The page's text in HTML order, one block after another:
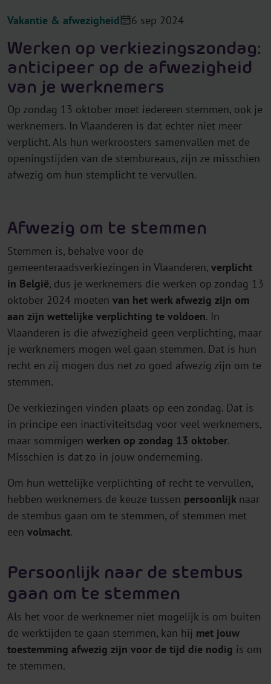
Vakantie & afwezigheid 6 sep 2024
Werken op verkiezingszondag:
anticipeer op de afwezigheid
van je werknemers
Op zondag 13 oktober moet iedereen stemmen, ook je
werknemers. In Vlaanderen is dat echter niet meer
verplicht. Als hun werkroosters samenvallen met de
openingstijden van de stembureaus, zijn ze misschien
afwezig om hun stemplicht te vervullen.
Afwezig om te stemmen
Stemmen is, behalve voor de
gemeenteraadsverkiezingen in Vlaanderen, verplicht
in België, dus je werknemers die werken op zondag 13
oktober 2024 moeten van het werk afwezig zijn om
aan zijn wettelijke verplichting te voldoen. In
Vlaanderen is die afwezigheid geen verplichting, maar
je werknemers mogen wel gaan stemmen. Dat is hun
recht en zij mogen dus net zo goed afwezig zijn om te
stemmen.
De verkiezingen vinden plaats op een zondag. Dat is
in principe een inactiviteitsdag voor veel werknemers,
maar sommigen werken op zondag 13 oktober.
Misschien is dat zo in jouw onderneming.
Om hun wettelijke verplichting of recht te vervullen,
hebben werknemers de keuze tussen persoonlijk naar
de stembus gaan om te stemmen, of stemmen met
een volmacht.
Persoonlijk naar de stembus
gaan om te stemmen
Als het voor de werknemer niet mogelijk is om buiten
de werktijden te gaan stemmen, kan hij met jouw
toestemming afwezig zijn voor de tijd die nodig is om
te stemmen.